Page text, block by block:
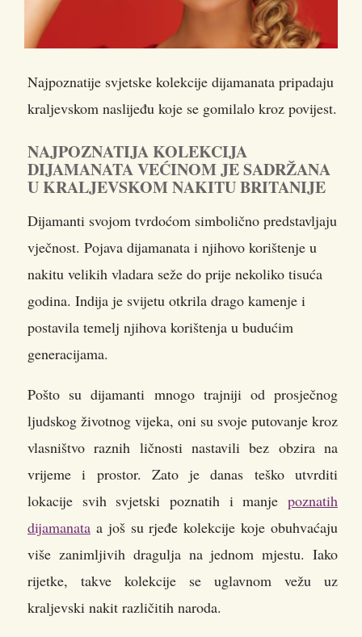
Najpoznatije svjetske kolekcije dijamanata pripadaju
kraljevskom naslijeđu koje se gomilalo kroz povijest.
NAJPOZNATIJA KOLEKCIJA
DIJAMANATA VEĆINOM JE SADRŽANA
U KRALJEVSKOM NAKITU BRITANIJE
Dijamanti svojom tvrdoćom simbolično predstavljaju
vječnost. Pojava dijamanata i njihovo korištenje u
nakitu velikih vladara seže do prije nekoliko tisuća
godina. Indija je svijetu otkrila drago kamenje i
postavila temelj njihova korištenja u budućim
generacijama.
Pošto su dijamanti mnogo trajniji od prosječnog
ljudskog životnog vijeka, oni su svoje putovanje kroz
vlasništvo raznih ličnosti nastavili bez obzira na
vrijeme i prostor. Zato je danas teško utvrditi
lokacije svih svjetski poznatih i manje poznatih
dijamanata a još su rjeđe kolekcije koje obuhvaćaju
više zanimljivih dragulja na jednom mjestu. Iako
rijetke, takve kolekcije se uglavnom vežu uz
kraljevski nakit različitih naroda.